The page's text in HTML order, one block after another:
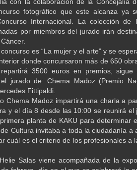
con la colaboración de la Concejalía
fotográfico que este alcanza ya
Internacional. La colección de
por miembros del jurado irán
es “La mujer y el arte” y se
donde concursaron más de 650
3500 euros en premios, sigue
jurado de: Chema Madoz (Premio
Fittipaldi.
Chema Madoz impartirá una charla a
y el día 8 desde las 10:00 se reunirá el
planta de KAKU para determinar
Cultura invitaba a toda la ciudadanía a
cuál es el criterio de los profesionales a
Salas viene acompañada de la